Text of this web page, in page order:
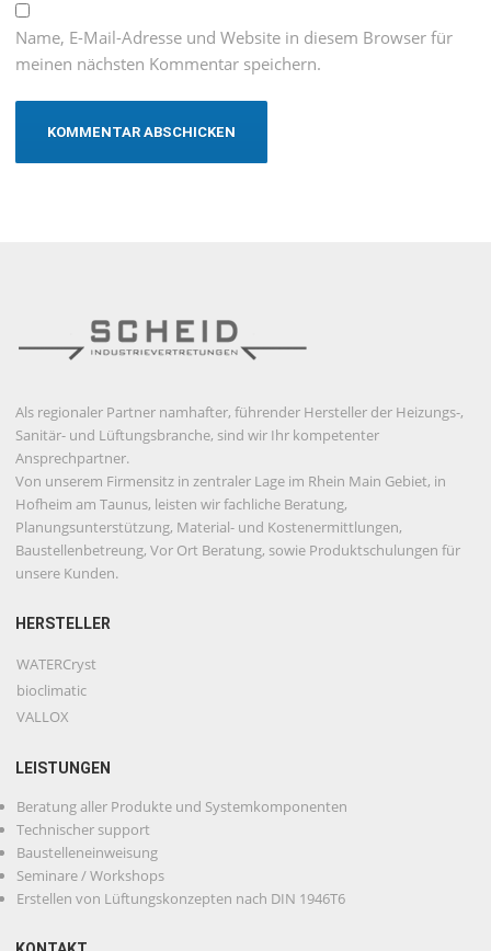
Name, E-Mail-Adresse und Website in diesem Browser für
meinen nächsten Kommentar speichern.
Als regionaler Partner namhafter, führender Hersteller der Heizungs-,
Sanitär- und Lüftungsbranche, sind wir Ihr kompetenter
Ansprechpartner.
Von unserem Firmensitz in zentraler Lage im Rhein Main Gebiet, in
Hofheim am Taunus, leisten wir fachliche Beratung,
Planungsunterstützung, Material- und Kostenermittlungen,
Baustellenbetreung, Vor Ort Beratung, sowie Produktschulungen für
unsere Kunden.
HERSTELLER
WATERCryst
bioclimatic
VALLOX
LEISTUNGEN
Beratung aller Produkte und Systemkomponenten
Technischer support
Baustelleneinweisung
Seminare / Workshops
Erstellen von Lüftungskonzepten nach DIN 1946T6